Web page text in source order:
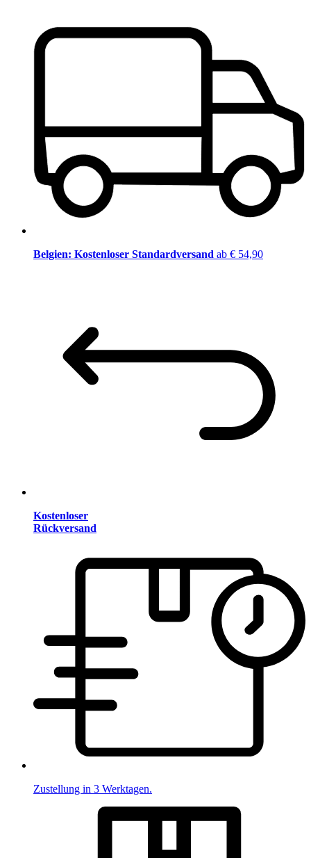
Belgien: Kostenloser Standardversand ab € 54,90
Kostenloser
Rückversand
Zustellung in 3 Werktagen.